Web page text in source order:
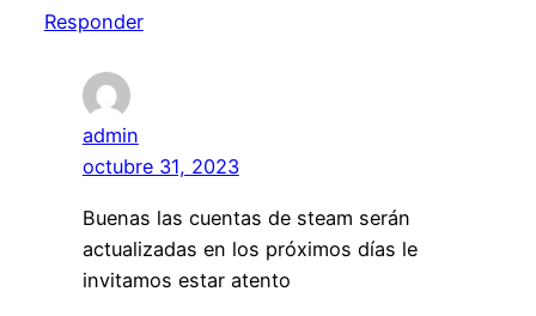
Responder
admin
octubre 31, 2023
Buenas las cuentas de steam serán
actualizadas en los próximos días le
invitamos estar atento